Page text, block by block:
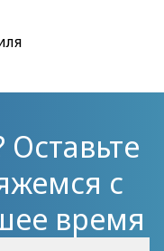
с
время